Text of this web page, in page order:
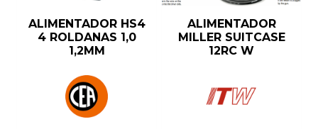
ALIMENTADOR HS4
4 ROLDANAS 1,0
1,2MM
ALIMENTADOR
MILLER SUITCASE
12RC W